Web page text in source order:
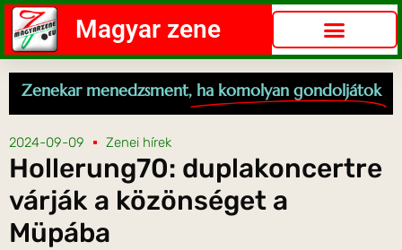
Magyar zene
Zenekar menedzsment, ha komolyan gondoljátok
2024-09-09 Zenei hírek
Hollerung70: duplakoncertre
várják a közönséget a
Müpába